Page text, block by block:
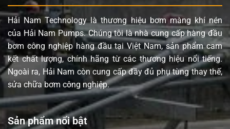
Hải Nam Technology là thương hiệu bơm màng khí nén
của Hải Nam Pumps. Chúng tôi là nhà cung cấp hàng đầu
bơm công nghiệp hàng đầu tại Việt Nam, sản phẩm cam
kết chất lượng, chính hãng từ các thương hiệu nổi tiếng.
Ngoài ra, Hải Nam còn cung cấp đầy đủ phụ tùng thay thế,
sửa chữa bơm công nghiệp.
Sản phẩm nổi bật